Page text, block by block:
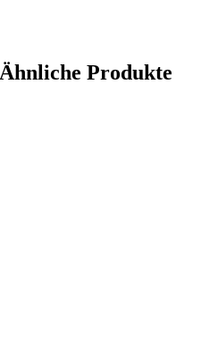
Ähnliche Produkte